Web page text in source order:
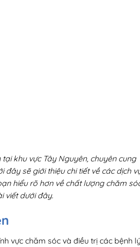
khu vực Tây Nguyên, chuyên cung
đây sẽ giới thiệu chi tiết về các dịch
hiểu rõ hơn về chất lượng chăm
viết dưới đây.
vực chăm sóc và điều trị các bệnh